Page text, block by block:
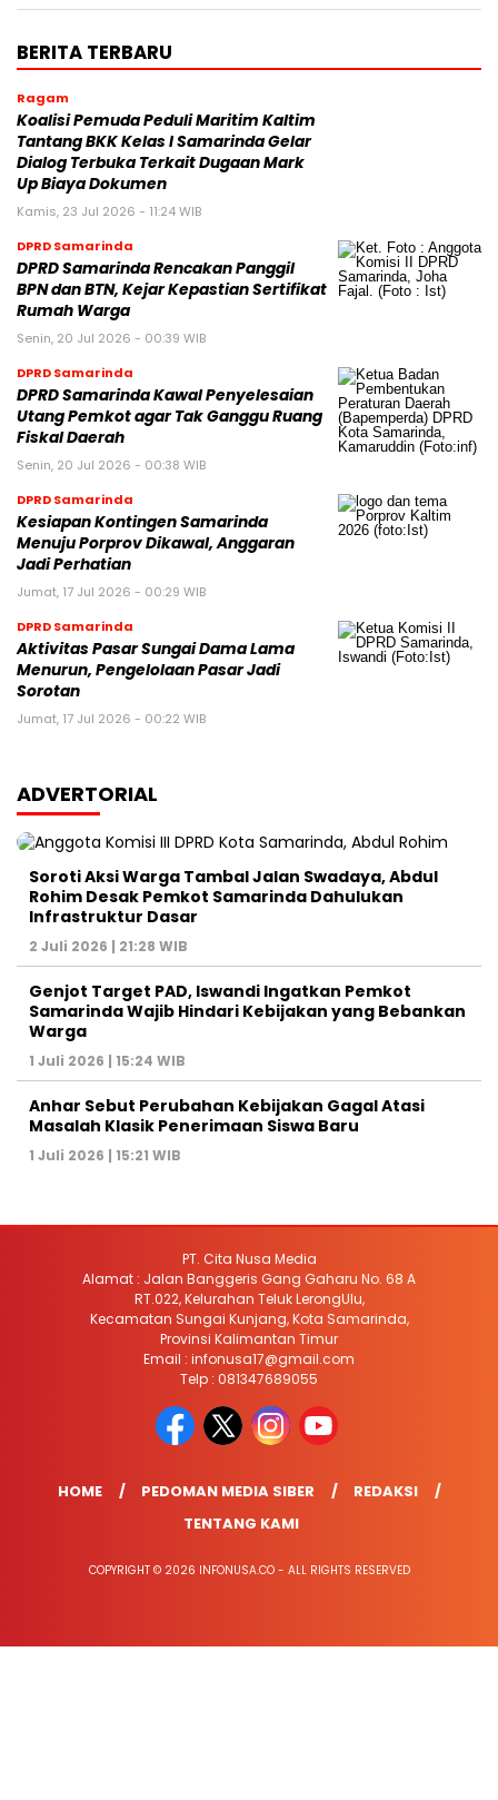
BERITA TERBARU
Ragam
Koalisi Pemuda Peduli Maritim Kaltim
Tantang BKK Kelas I Samarinda Gelar
Dialog Terbuka Terkait Dugaan Mark
Up Biaya Dokumen
Kamis, 23 Jul 2026 - 11:24 WIB
DPRD Samarinda
DPRD Samarinda Rencakan Panggil
BPN dan BTN, Kejar Kepastian Sertifikat
Rumah Warga
Senin, 20 Jul 2026 - 00:39 WIB
DPRD Samarinda
DPRD Samarinda Kawal Penyelesaian
Utang Pemkot agar Tak Ganggu Ruang
Fiskal Daerah
Senin, 20 Jul 2026 - 00:38 WIB
DPRD Samarinda
Kesiapan Kontingen Samarinda
Menuju Porprov Dikawal, Anggaran
Jadi Perhatian
Jumat, 17 Jul 2026 - 00:29 WIB
DPRD Samarinda
Aktivitas Pasar Sungai Dama Lama
Menurun, Pengelolaan Pasar Jadi
Sorotan
Jumat, 17 Jul 2026 - 00:22 WIB
ADVERTORIAL
Soroti Aksi Warga Tambal Jalan Swadaya, Abdul
Rohim Desak Pemkot Samarinda Dahulukan
Infrastruktur Dasar
2 Juli 2026 | 21:28 WIB
Genjot Target PAD, Iswandi Ingatkan Pemkot
Samarinda Wajib Hindari Kebijakan yang Bebankan
Warga
1 Juli 2026 | 15:24 WIB
Anhar Sebut Perubahan Kebijakan Gagal Atasi
Masalah Klasik Penerimaan Siswa Baru
1 Juli 2026 | 15:21 WIB
PT. Cita Nusa Media
Alamat : Jalan Banggeris Gang Gaharu No. 68 A
RT.022, Kelurahan Teluk LerongUlu,
Kecamatan Sungai Kunjang, Kota Samarinda,
Provinsi Kalimantan Timur
Email : infonusa17@gmail.com
Telp : 081347689055
HOME PEDOMAN MEDIA SIBER
REDAKSI
TENTANG KAMI
COPYRIGHT © 2026 INFONUSA.CO - ALL RIGHTS RESERVED